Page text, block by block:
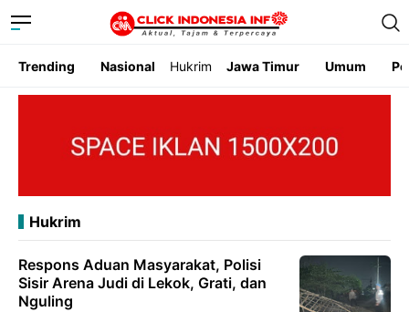
Trending Nasional Hukrim Jawa Timur Umum
Hukrim
Respons Aduan Masyarakat, Polisi
Sisir Arena Judi di Lekok, Grati, dan
Nguling